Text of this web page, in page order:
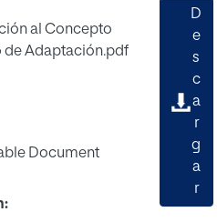
al Concepto
de Adaptación.pdf
Document
D
e
s
c
a
r
g
a
r